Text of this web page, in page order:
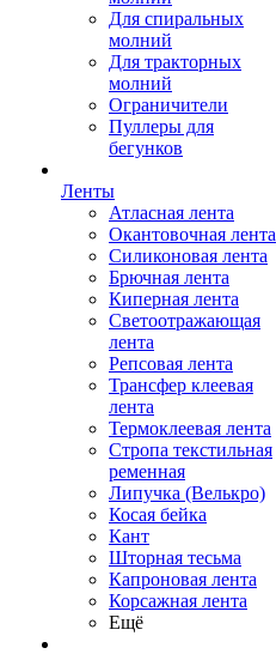
Для спиральных
молний
Для тракторных
молний
Ограничители
Пуллеры для
бегунков
Ленты
Атласная лента
Окантовочная лента
Силиконовая лента
Брючная лента
Киперная лента
Светоотражающая
лента
Репсовая лента
Трансфер клеевая
лента
Термоклеевая лента
Стропа текстильная
ременная
Липучка (Велькро)
Косая бейка
Кант
Шторная тесьма
Капроновая лента
Корсажная лента
Ещё